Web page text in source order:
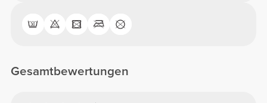
Gesamtbewertungen